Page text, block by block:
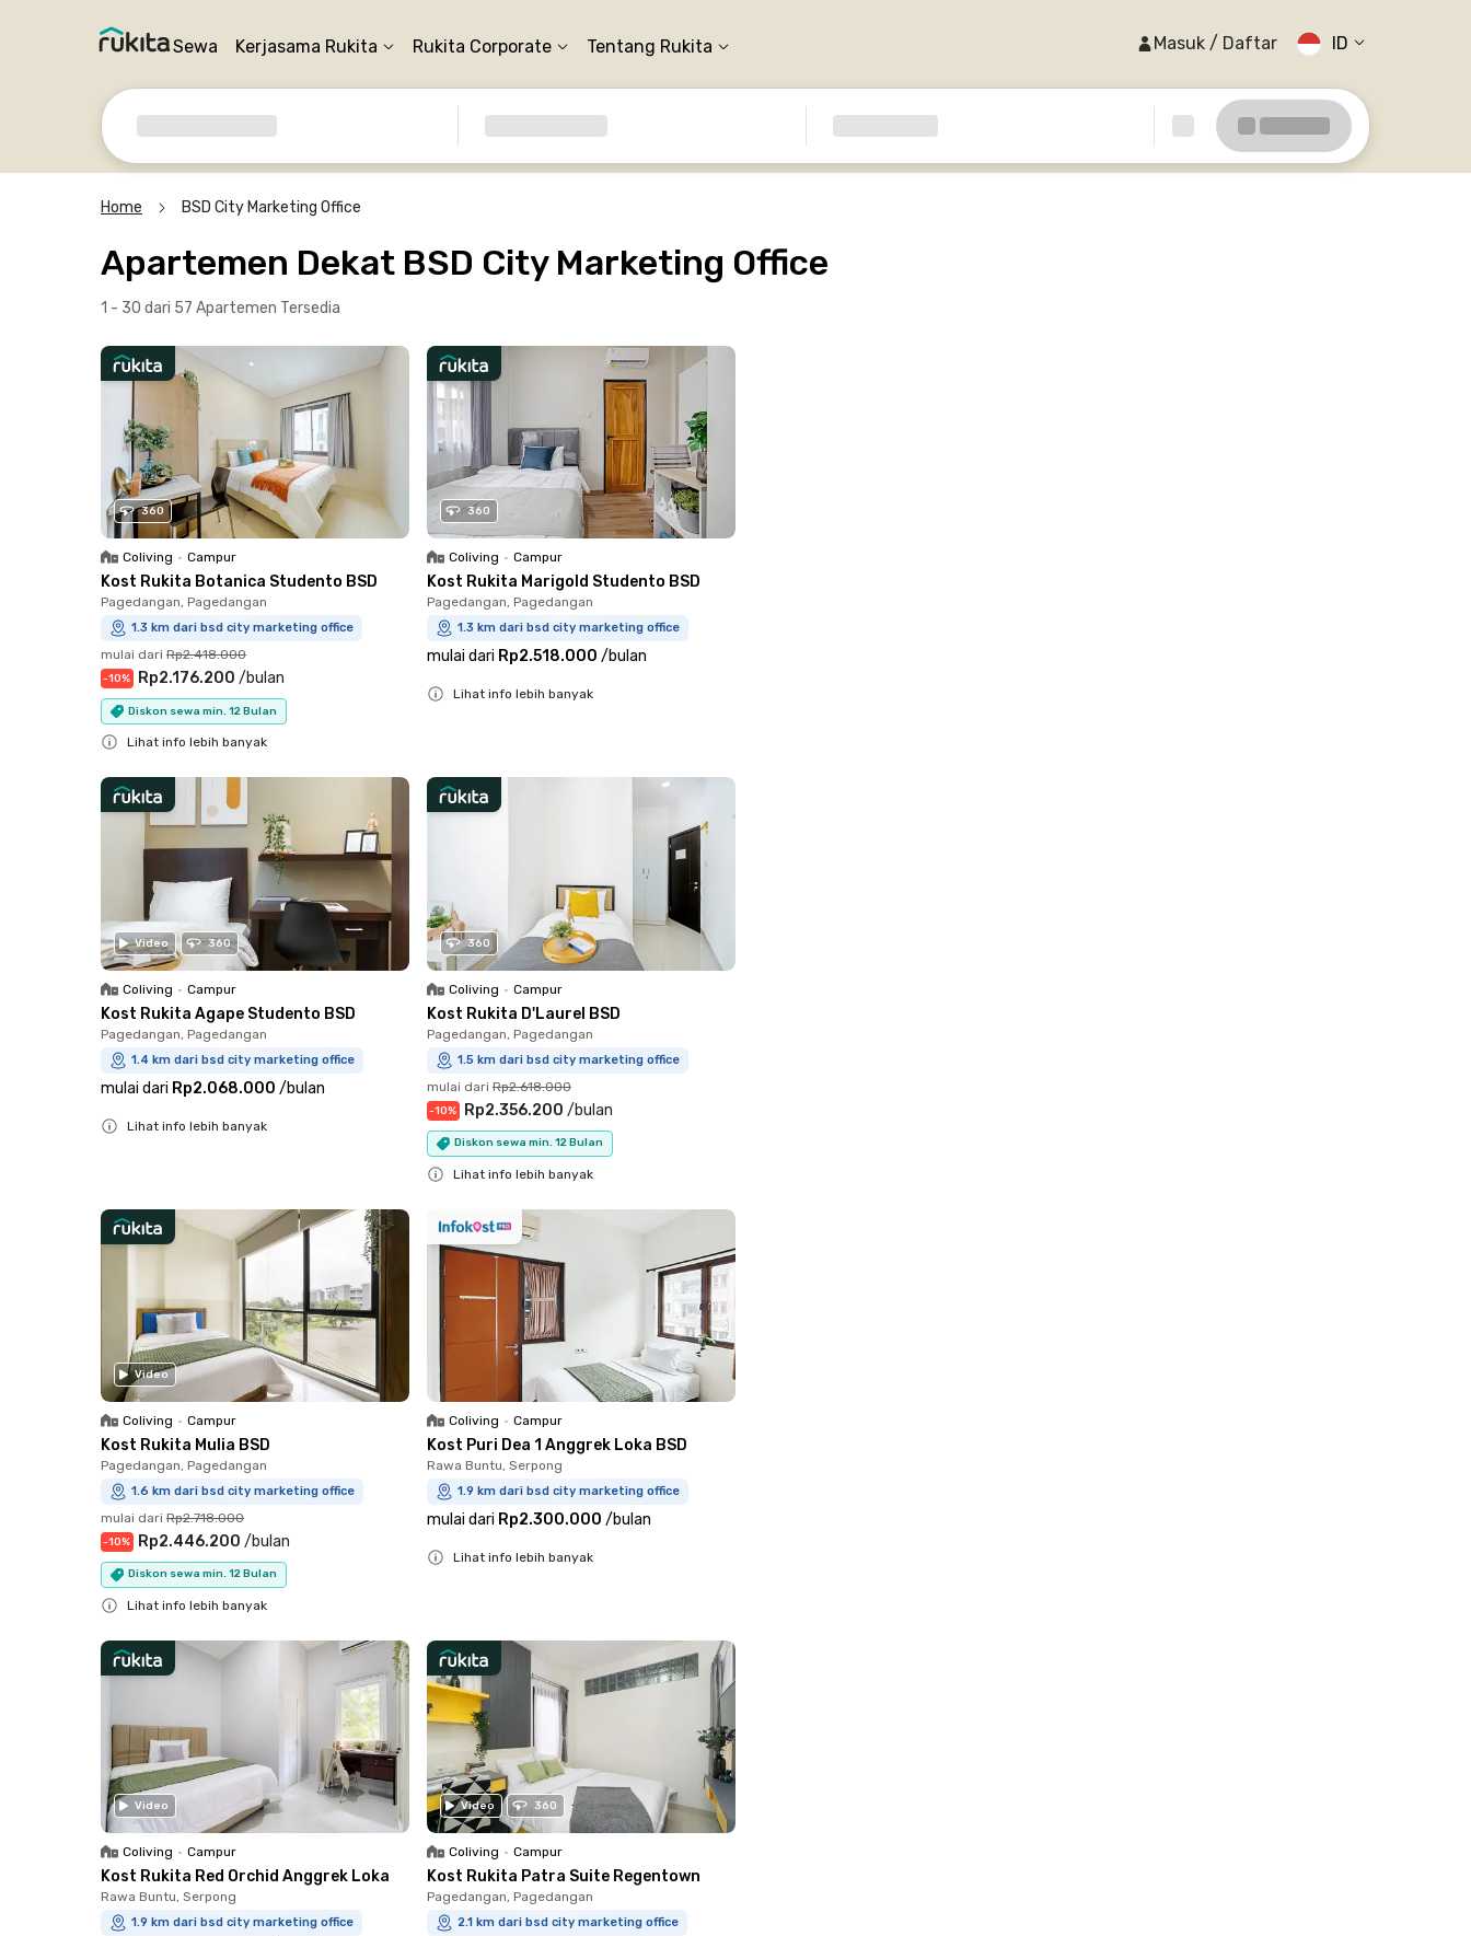
Sewa Kerjasama Rukita Rukita Corporate Tentang Rukita Masuk / Daftar ID
Home BSD City Marketing Office
Apartemen Dekat BSD City Marketing Office
1 - 30 dari 57 Apartemen Tersedia
360
Coliving • Campur
Kost Rukita Botanica Studento BSD
Pagedangan, Pagedangan
1.3 km dari bsd city marketing office
mulai dari Rp2.418.000
-10% Rp2.176.200 /bulan
Diskon sewa min. 12 Bulan
Lihat info lebih banyak
360
Coliving • Campur
Kost Rukita Marigold Studento BSD
Pagedangan, Pagedangan
1.3 km dari bsd city marketing office
mulai dari Rp2.518.000 /bulan
Lihat info lebih banyak
Video 360
Coliving • Campur
Kost Rukita Agape Studento BSD
Pagedangan, Pagedangan
1.4 km dari bsd city marketing office
mulai dari Rp2.068.000 /bulan
Lihat info lebih banyak
360
Coliving • Campur
Kost Rukita D'Laurel BSD
Pagedangan, Pagedangan
1.5 km dari bsd city marketing office
mulai dari Rp2.618.000
-10% Rp2.356.200 /bulan
Diskon sewa min. 12 Bulan
Lihat info lebih banyak
Video
Coliving • Campur
Kost Rukita Mulia BSD
Pagedangan, Pagedangan
1.6 km dari bsd city marketing office
mulai dari Rp2.718.000
-10% Rp2.446.200 /bulan
Diskon sewa min. 12 Bulan
Lihat info lebih banyak
Coliving • Campur
Kost Puri Dea 1 Anggrek Loka BSD
Rawa Buntu, Serpong
1.9 km dari bsd city marketing office
mulai dari Rp2.300.000 /bulan
Lihat info lebih banyak
Video
Coliving • Campur
Kost Rukita Red Orchid Anggrek Loka
Rawa Buntu, Serpong
1.9 km dari bsd city marketing office
Video 360
Coliving • Campur
Kost Rukita Patra Suite Regentown
Pagedangan, Pagedangan
2.1 km dari bsd city marketing office